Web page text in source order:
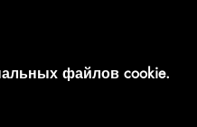
файлов cookie.